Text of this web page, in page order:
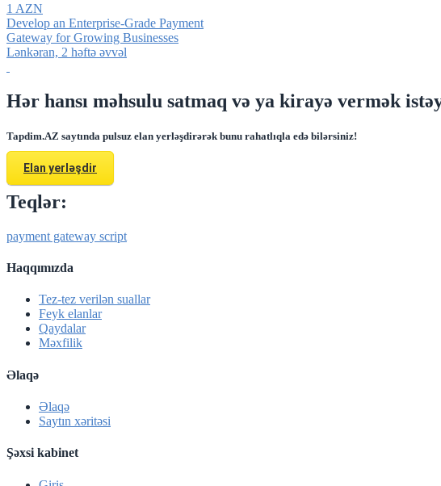
1 AZN
Develop an Enterprise-Grade Payment
Gateway for Growing Businesses
Lənkəran, 2 həftə əvvəl
Hər hansı məhsulu satmaq və ya kirayə vermək
Tapdim.AZ saytında pulsuz elan yerləşdirərək bunu rahatlıqla edə bilərsiniz!
Elan yerləşdir
Teqlər:
payment gateway script
Haqqımızda
Tez-tez verilən suallar
Feyk elanlar
Qaydalar
Məxfilik
Əlaqə
Əlaqə
Saytın xəritəsi
Şəxsi kabinet